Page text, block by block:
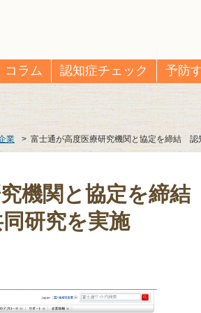
コラム 認知症チェック 予防
業 > 富士通が高度医療研究機関と協定を締結 認
機関と協定を締
研究を実施